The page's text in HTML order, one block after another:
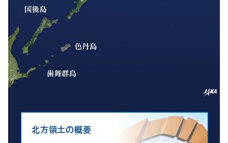
北方領土の概要